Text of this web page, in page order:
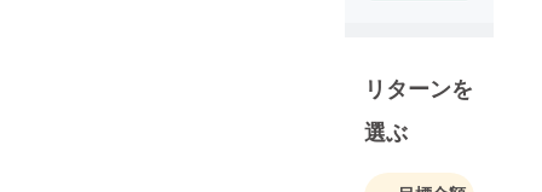
イブという
名前です。
ＣＭ，プロ
リターンを
選ぶ